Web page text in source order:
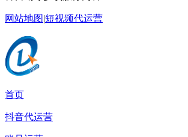
网站地图|短视频代运营
首页
抖音代运营